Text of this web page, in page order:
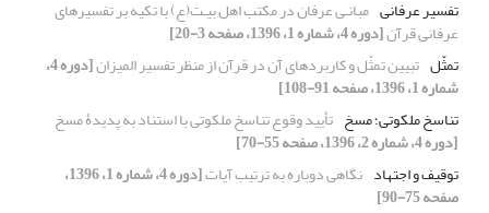
تفسیر عرفانی مبانـی عرفان در مکتب اهل بیـت(ع) با تکیه بر تفسیرهای
عرفانی قرآن[دوره 4، شماره 1، 1396، صفحه 3-20]
تمثّل تبیین تمثّل و کاربردهای آن در قرآن از منظر تفسیر المیزان [دوره 4،
شماره 1، 1396، صفحه 91-108]
تناسخ ملکوتی؛ مسخ تأیید وقوع تناسخ ملکوتی با استناد به پدیدۀ مسخ
[دوره 4، شماره 2، 1396، صفحه 55-70]
توقیف و اجتهاد نگاهی دوباره به ترتیب آیات [دوره 4، شماره 1، 1396،
صفحه 75-90]